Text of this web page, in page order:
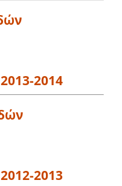
2014
2013